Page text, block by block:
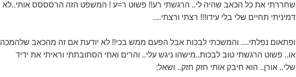
שחררתי את כל הכאב שהיה לי.. הרגשתי רע!! פשוט ר=ע ! המשפט הזה הרסססס אותי..לא
דמיניתי תחיים שלי בלי עידו!!! רצתי ורצתי....
ופתאום נפלתי.... והמשכתי לבכות אבל הפעם ממש בכי!! לא יודעת אם זה מהכאב שלהמכה
או.. פשוט הרגשתי טוב לבכות..מישהו ניגש עלי.. והרים ואתי הסתובתתי וראיתי את ידיד
שלי.. אורן.. הוא חיבק אותי חזק חזק.. ושאל: